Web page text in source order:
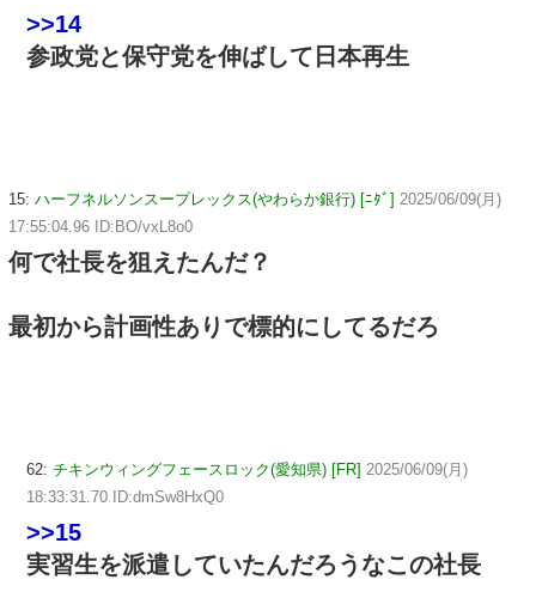
>>14
参政党と保守党を伸ばして日本再生
15: ハーフネルソンスープレックス(やわらか銀行) [ﾆﾀﾞ] 2025/06/09(月)
17:55:04.96 ID:BO/vxL8o0
何で社長を狙えたんだ？
最初から計画性ありで標的にしてるだろ
62: チキンウィングフェースロック(愛知県) [FR] 2025/06/09(月)
18:33:31.70 ID:dmSw8HxQ0
>>15
実習生を派遣していたんだろうなこの社長